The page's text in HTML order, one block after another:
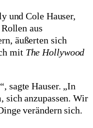
und Cole Hauser,
aus
äußerten sich
mit The Hollywood
sagte Hauser. „In
sich anzupassen. Wir
verändern sich.